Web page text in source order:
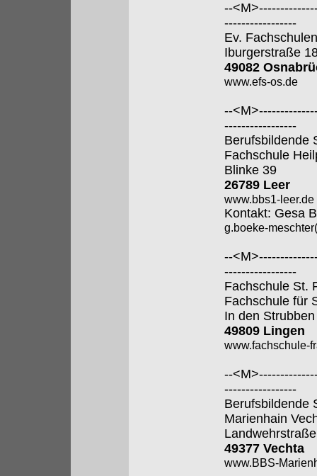
--
-----------------
Ev.
Iburgerstraße
49082
www.efs-os.de
--
-----------------
Berufsbildende
Fachschule
Blinke 39
26789 Leer
www.bbs1-leer.de
Kontakt: Gesa
g.boeke-
--
-----------------
Fachschule St.
Fachschule für
In den
49809 Lingen
www.fachschule-
--
-----------------
Berufsbildende
Marienhain
49377 Vechta
www.BBS-